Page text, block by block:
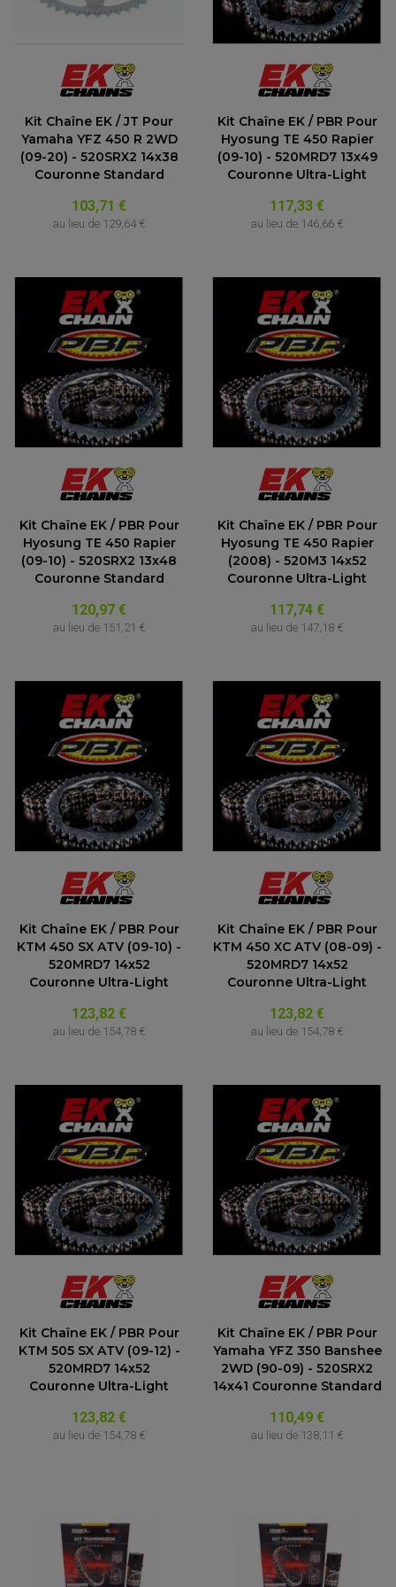
Kit Chaîne EK / JT Pour
Yamaha YFZ 450 R 2WD
(09-20) - 520SRX2 14x38
Couronne Standard
103,71 €
au lieu de 129,64 €
Kit Chaîne EK / PBR Pour
Hyosung TE 450 Rapier
(09-10) - 520MRD7 13x49
Couronne Ultra-Light
117,33 €
au lieu de 146,66 €
Kit Chaîne EK / PBR Pour
Hyosung TE 450 Rapier
(09-10) - 520SRX2 13x48
Couronne Standard
120,97 €
au lieu de 151,21 €
Kit Chaîne EK / PBR Pour
Hyosung TE 450 Rapier
(2008) - 520M3 14x52
Couronne Ultra-Light
117,74 €
au lieu de 147,18 €
Kit Chaîne EK / PBR Pour
KTM 450 SX ATV (09-10) -
520MRD7 14x52
Couronne Ultra-Light
123,82 €
au lieu de 154,78 €
Kit Chaîne EK / PBR Pour
KTM 450 XC ATV (08-09) -
520MRD7 14x52
Couronne Ultra-Light
123,82 €
au lieu de 154,78 €
Kit Chaîne EK / PBR Pour
KTM 505 SX ATV (09-12) -
520MRD7 14x52
Couronne Ultra-Light
123,82 €
au lieu de 154,78 €
Kit Chaîne EK / PBR Pour
Yamaha YFZ 350 Banshee
2WD (90-09) - 520SRX2
14x41 Couronne Standard
110,49 €
au lieu de 138,11 €